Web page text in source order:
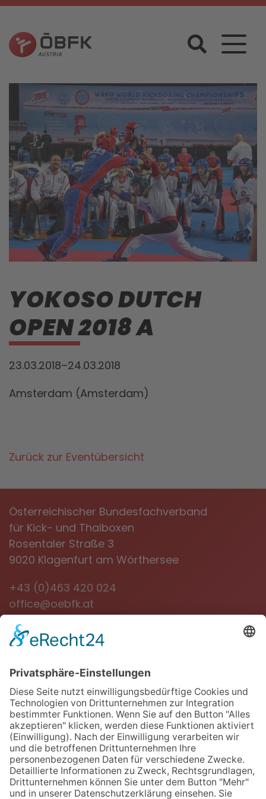
YOKOSO DUTCH
OPEN 2018 A
23.03.2018–24.03.2018
Amsterdam (Amsterdam)
Zurück zur Eventübersicht
Österreichischer Bundesfachverband
für Kick- und Thaiboxen
Rosentaler Straße 3
9020 Klagenfurt am Wörthersee
+43 (0)463 420 024
office@oebfk.at
NEWSLETTER
Jetzt anmelden